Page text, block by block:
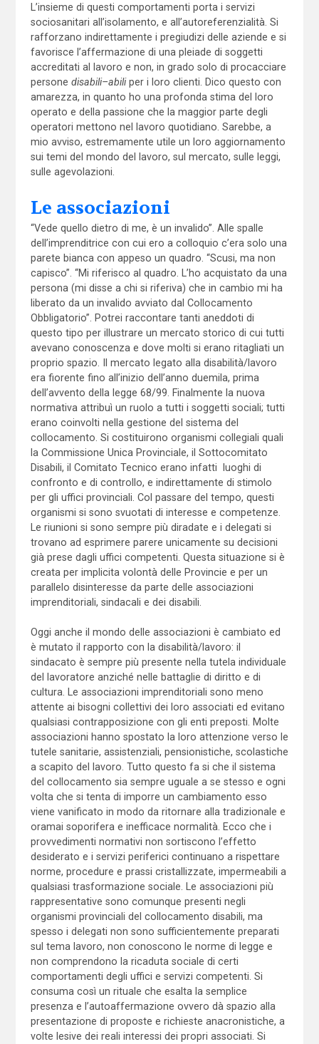
L’insieme di questi comportamenti porta i servizi
sociosanitari all’isolamento, e all’autoreferenzialità. Si
rafforzano indirettamente i pregiudizi delle aziende e si
favorisce l’affermazione di una pleiade di soggetti
accreditati al lavoro e non, in grado solo di procacciare
persone disabili–abiliper i loro clienti. Dico questo con
amarezza, in quanto ho una profonda stima del loro
operato e della passione che la maggior parte degli
operatori mettono nel lavoro quotidiano. Sarebbe, a
mio avviso, estremamente utile un loro aggiornamento
sui temi del mondo del lavoro, sul mercato, sulle leggi,
sulle agevolazioni.
Le associazioni
“Vede quello dietro di me, è un invalido”. Alle spalle
dell’imprenditrice con cui ero a colloquio c’era solo una
parete bianca con appeso un quadro. “Scusi, ma non
capisco”. “Mi riferisco al quadro. L’ho acquistato da una
persona (mi disse a chi si riferiva) che in cambio mi ha
liberato da un invalido avviato dal Collocamento
Obbligatorio”. Potrei raccontare tanti aneddoti di
questo tipo per illustrare un mercato storico di cui tutti
avevano conoscenza e dove molti si erano ritagliati un
proprio spazio. Il mercato legato alla disabilità/lavoro
era fiorente fino all’inizio dell’anno duemila, prima
dell’avvento della legge 68/99. Finalmente la nuova
normativa attribuì un ruolo a tutti i soggetti sociali; tutti
erano coinvolti nella gestione del sistema del
collocamento. Si costituirono organismi collegiali quali
la Commissione Unica Provinciale, il Sottocomitato
Disabili, il Comitato Tecnico erano infatti luoghi di
confronto e di controllo, e indirettamente di stimolo
per gli uffici provinciali. Col passare del tempo, questi
organismi si sono svuotati di interesse e competenze.
Le riunioni si sono sempre più diradate e i delegati si
trovano ad esprimere parere unicamente su decisioni
già prese dagli uffici competenti. Questa situazione si è
creata per implicita volontà delle Provincie e per un
parallelo disinteresse da parte delle associazioni
imprenditoriali, sindacali e dei disabili.
Oggi anche il mondo delle associazioni è cambiato ed
è mutato il rapporto con la disabilità/lavoro: il
sindacato è sempre più presente nella tutela individuale
del lavoratore anziché nelle battaglie di diritto e di
cultura. Le associazioni imprenditoriali sono meno
attente ai bisogni collettivi dei loro associati ed evitano
qualsiasi contrapposizione con gli enti preposti. Molte
associazioni hanno spostato la loro attenzione verso le
tutele sanitarie, assistenziali, pensionistiche, scolastiche
a scapito del lavoro. Tutto questo fa si che il sistema
del collocamento sia sempre uguale a se stesso e ogni
volta che si tenta di imporre un cambiamento esso
viene vanificato in modo da ritornare alla tradizionale e
oramai soporifera e inefficace normalità. Ecco che i
provvedimenti normativi non sortiscono l’effetto
desiderato e i servizi periferici continuano a rispettare
norme, procedure e prassi cristallizzate, impermeabili a
qualsiasi trasformazione sociale. Le associazioni più
rappresentative sono comunque presenti negli
organismi provinciali del collocamento disabili, ma
spesso i delegati non sono sufficientemente preparati
sul tema lavoro, non conoscono le norme di legge e
non comprendono la ricaduta sociale di certi
comportamenti degli uffici e servizi competenti. Si
consuma così un rituale che esalta la semplice
presenza e l’autoaffermazione ovvero dà spazio alla
presentazione di proposte e richieste anacronistiche, a
volte lesive dei reali interessi dei propri associati. Si